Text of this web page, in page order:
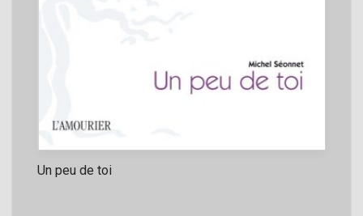
Un peu de toi